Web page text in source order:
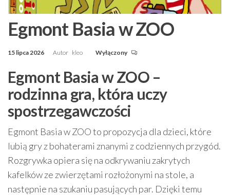
Egmont Basia w ZOO
15 lipca 2026 Autor kleo Wyłączony
Egmont Basia w ZOO –
rodzinna gra, która uczy
spostrzegawczości
Egmont Basia w ZOO to propozycja dla dzieci, które
lubią gry z bohaterami znanymi z codziennych przygód.
Rozgrywka opiera się na odkrywaniu zakrytych
kafelków ze zwierzętami rozłożonymi na stole, a
następnie na szukaniu pasujących par. Dzięki temu